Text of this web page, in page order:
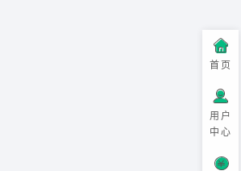
首页
用户
中心